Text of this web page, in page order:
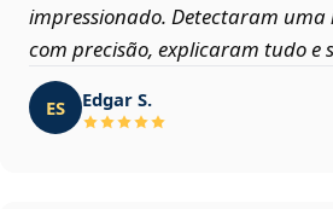
impressionado. Detectaram
com precisão, explicaram tudo e
ES Edgar S.